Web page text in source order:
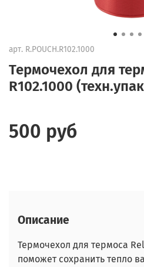
арт. R.POUCH.R102.1000
Термочехол для
R102.1000
500 руб
Описание
Термочехол для термоса
поможет сохранить тепло